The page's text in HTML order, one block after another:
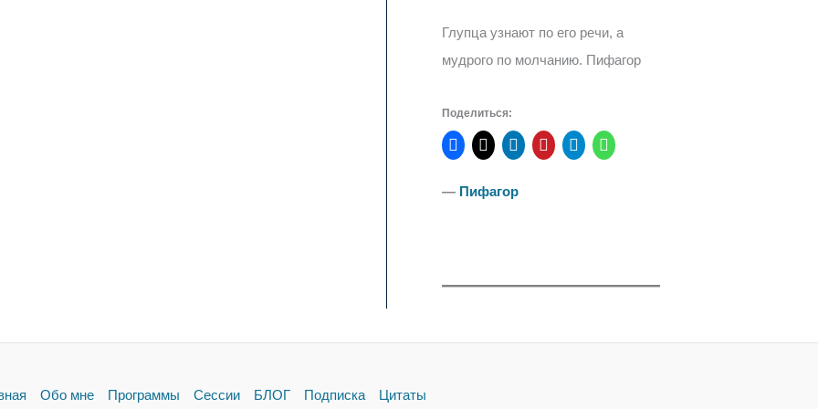
Глупца узнают по его речи, а
мудрого по молчанию. Пифагор
Поделиться:
― Пифагор
Обо мне Программы Сессии БЛОГ Подписка Цитаты